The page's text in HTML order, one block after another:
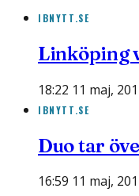
IBNYTT.SE
Linköping
18:22 11 maj,
IBNYTT.SE
Duo tar
16:59 11 maj,